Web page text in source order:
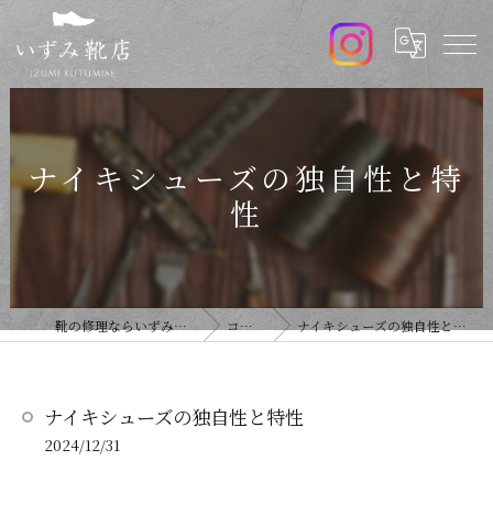
ナイキシューズの独自性と特
性
靴の修理ならいずみ靴店 コラム ナイキシューズの独自性と特性
ナイキシューズの独自性と特性
2024/12/31